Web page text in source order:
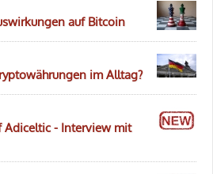
auf Bitcoin
im Alltag?
Adiceltic - Interview mit